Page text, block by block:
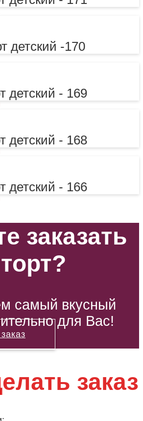
детский -170
детский - 169
детский - 168
детский - 166
заказать
торт?
самый вкусный
для Вас!
заказ